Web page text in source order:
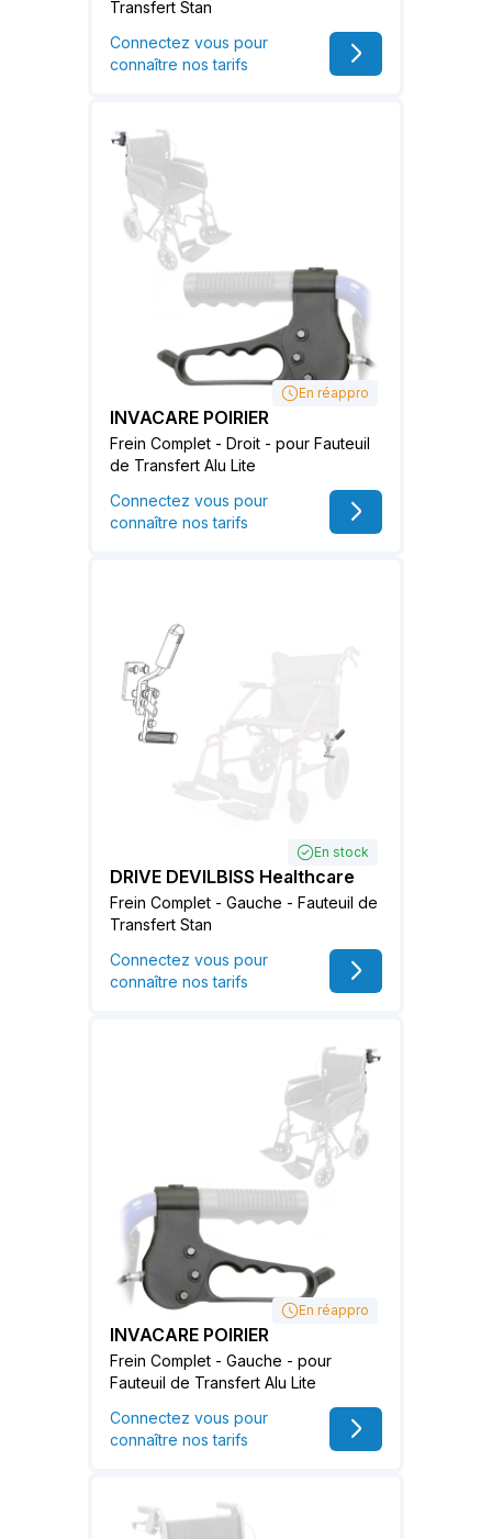
Transfert Stan
Connectez vous pour
connaître nos tarifs
En réappro
INVACARE POIRIER
Frein Complet - Droit - pour Fauteuil
de Transfert Alu Lite
Connectez vous pour
connaître nos tarifs
En stock
DRIVE DEVILBISS Healthcare
Frein Complet - Gauche - Fauteuil de
Transfert Stan
Connectez vous pour
connaître nos tarifs
En réappro
INVACARE POIRIER
Frein Complet - Gauche - pour
Fauteuil de Transfert Alu Lite
Connectez vous pour
connaître nos tarifs